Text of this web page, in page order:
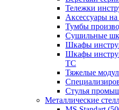
Тележки
Аксессуары на
Тумбы
Cушильные
Шкафы
Шкафы
TC
Тяжелые
Стулья
Металлические